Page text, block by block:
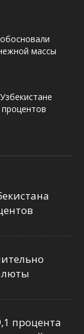
массы
процента